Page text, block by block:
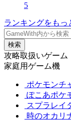
5
ランキングをもっ
検索
攻略取扱いゲーム
家庭用ゲーム機
ポケモンチ
ぽこあポケ
スプラレイ
時のオカリ